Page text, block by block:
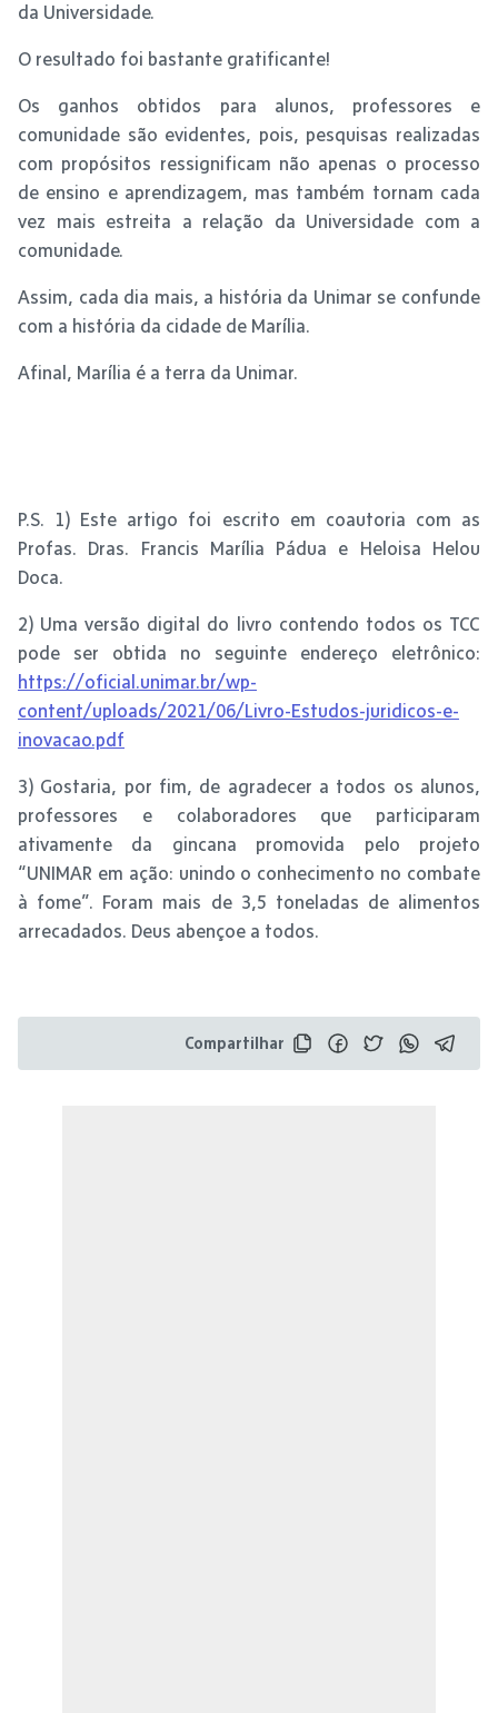
da Universidade.
O resultado foi bastante gratificante!
Os ganhos obtidos para alunos, professores e
comunidade são evidentes, pois, pesquisas realizadas
com propósitos ressignificam não apenas o processo
de ensino e aprendizagem, mas também tornam cada
vez mais estreita a relação da Universidade com a
comunidade.
Assim, cada dia mais, a história da Unimar se confunde
com a história da cidade de Marília.
Afinal, Marília é a terra da Unimar.
P.S. 1) Este artigo foi escrito em coautoria com as
Profas. Dras. Francis Marília Pádua e Heloisa Helou
Doca.
2) Uma versão digital do livro contendo todos os TCC
pode ser obtida no seguinte endereço eletrônico:
https://oficial.unimar.br/wp-
content/uploads/2021/06/Livro-Estudos-juridicos-e-
inovacao.pdf
3) Gostaria, por fim, de agradecer a todos os alunos,
professores e colaboradores que participaram
ativamente da gincana promovida pelo projeto
“UNIMAR em ação: unindo o conhecimento no combate
à fome”. Foram mais de 3,5 toneladas de alimentos
arrecadados. Deus abençoe a todos.
Compartilhar